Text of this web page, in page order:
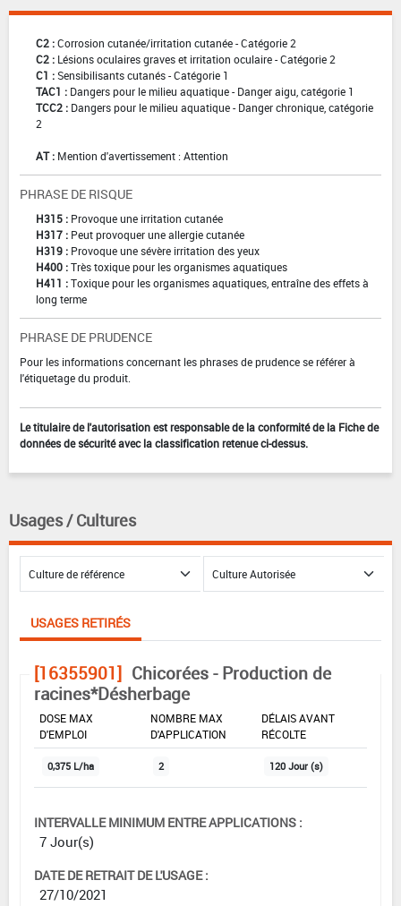
C2 :Corrosion cutanée/irritation cutanée - Catégorie 2
C2 : Lésions oculaires graves et irritation oculaire - Catégorie 2
C1 :Sensibilisants cutanés - Catégorie 1
TAC1 : Dangers pour le milieu aquatique - Danger aigu, catégorie 1
TCC2 : Dangers pour le milieu aquatique - Danger chronique, catégorie
2
AT : Mention d'avertissement : Attention
PHRASE DE RISQUE
H315 : Provoque une irritation cutanée
H317 : Peut provoquer une allergie cutanée
H319 : Provoque une sévère irritation des yeux
H400 :Très toxique pour les organismes aquatiques
H411 :Toxique pour les organismes aquatiques, entraîne des effets à
long terme
PHRASE DE PRUDENCE
Pour les informations concernant les phrases de prudence se référer à
l'étiquetage du produit.
Le titulaire de l'autorisation est responsable de la conformité de la Fiche de
données de sécurité avec la classification retenue ci-dessus.
Usages / Cultures
USAGES RETIRÉS
[16355901] Chicorées - Production de
racines*Désherbage
DOSE MAX
D'EMPLOI
NOMBRE MAX
D'APPLICATION
DÉLAIS AVANT
RÉCOLTE
0,375 L/ha 2 120 Jour (s)
INTERVALLE MINIMUM ENTRE APPLICATIONS :
7 Jour(s)
DATE DE RETRAIT DE L'USAGE :
27/10/2021